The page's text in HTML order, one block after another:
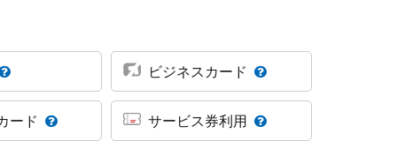
ビジネスカード
ード サービス券利用